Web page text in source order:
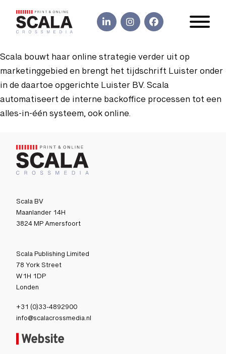
Scala bouwt haar online strategie verder uit op
marketinggebied en brengt het tijdschrift Luister onder
in de daartoe opgerichte Luister BV. Scala
automatiseert de interne backoffice processen tot een
alles-in-één systeem, ook online.
Scala BV
Maanlander 14H
3824 MP Amersfoort
Scala Publishing Limited
78 York Street
W1H 1DP
Londen
+31 (0)33-4892900
info@scalacrossmedia.nl
Website